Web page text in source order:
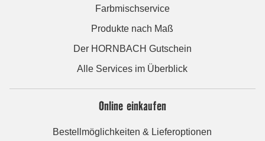
Farbmischservice
Produkte nach Maß
Der HORNBACH Gutschein
Alle Services im Überblick
Online einkaufen
Bestellmöglichkeiten & Lieferoptionen